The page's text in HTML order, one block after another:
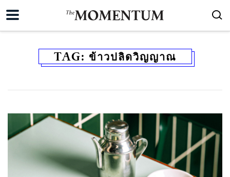
TAG: ข้าวปลิดวิญญาณ